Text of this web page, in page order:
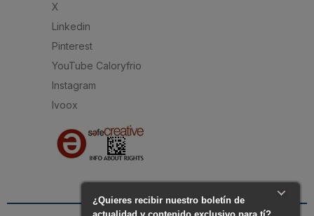
X
Linkedin
Pinterest
YouTube Caloryfrio
Instagram
Ivoox